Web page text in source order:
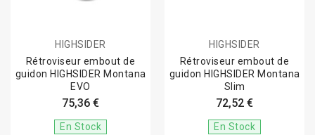
HIGHSIDER
Rétroviseur embout de
guidon HIGHSIDER Montana
EVO
75,36 €
En Stock
HIGHSIDER
Rétroviseur embout de
guidon HIGHSIDER Montana
Slim
72,52 €
En Stock